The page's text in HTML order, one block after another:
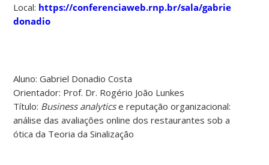
Local: https://conferenciaweb.rnp.br/sala/gabriel-
donadio
Aluno: Gabriel Donadio Costa
Orientador: Prof. Dr. Rogério João Lunkes
Título: Business analyticse reputação organizacional:
análise das avaliações online dos restaurantes sob a
ótica da Teoria da Sinalização